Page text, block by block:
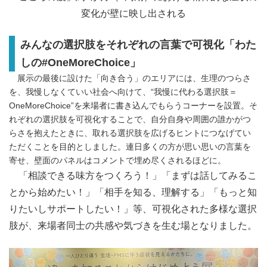
変化が壁に映し出される
みんなの選択肢をそれぞれの言葉で可視化「わた
しの#OneMoreChoice」
展示の最後に設けた「向き合う」のエリアには、生理のつらさ
を、我慢しなくていい社会へ向けて、“我慢に代わる選択肢＝
OneMoreChoice”を来場者に書き込んでもらうコーナーを設置。そ
れぞれの選択肢を可視化することで、自分自身や周囲の誰かがつ
らさを抱えたときに、取れる選択肢を広げるヒントにつなげてい
ただくことを目的としました。連日多くの方が思い思いの言葉を
寄せ、壁面のパネルはコメントで埋め尽くされるほどに。
「相談できる味方をつくろう！」「まずは話してみるこ
とから始めたい！」「相手を知る、理解する」「もっと知
りたいしサポートしたい！」等、可視化された多様な選択
肢が、来場者同士の共感や気づきを生む場となりました。